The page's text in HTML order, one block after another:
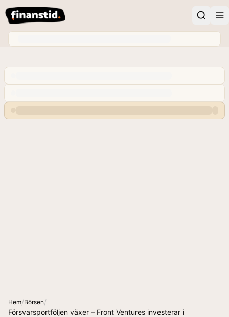
Hem/Börsen/
Försvarsportföljen växer – Front Ventures investerar i